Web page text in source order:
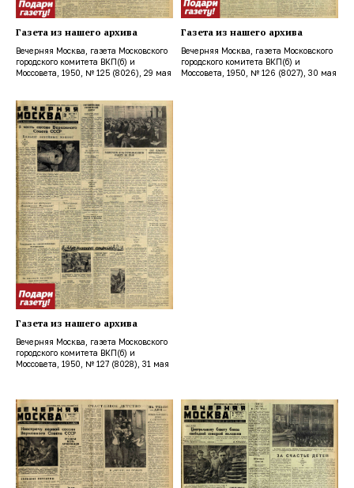
Газета из нашего архива
Вечерняя Москва, газета Московского
городского комитета ВКП(б) и
Моссовета, 1950, № 125 (8026), 29 мая
Газета из нашего архива
Вечерняя Москва, газета Московского
городского комитета ВКП(б) и
Моссовета, 1950, № 126 (8027), 30 мая
Газета из нашего архива
Вечерняя Москва, газета Московского
городского комитета ВКП(б) и
Моссовета, 1950, № 127 (8028), 31 мая